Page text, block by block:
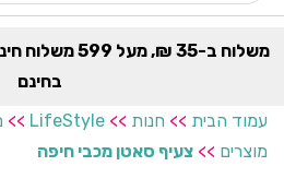
משלוח ב-35 ₪,
בחינם
עמוד הבית >> חנות >>
LifeStyle
>>
מוצרים >> צעיף סאטן מכבי חיפה